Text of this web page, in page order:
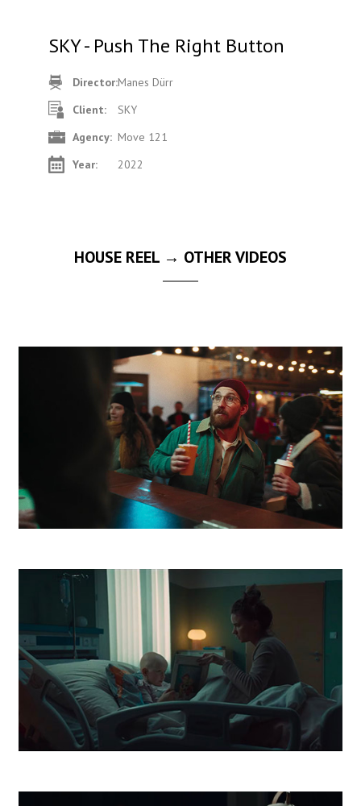
SKY - Push The Right Button
Director:Manes Dürr
Client:
SKY
Agency: Move 121
Year:
2022
HOUSE REEL → OTHER VIDEOS
Vagus Street Food
Dobrý Anjel